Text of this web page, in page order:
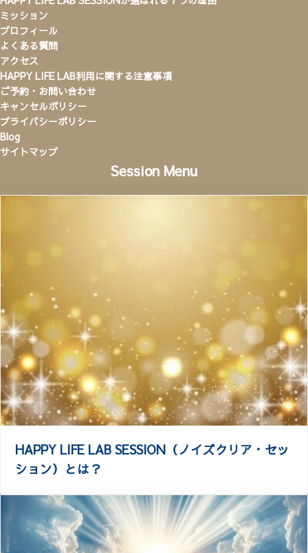
ミッション
プロフィール
よくある質問
アクセス
HAPPY LIFE LAB利用に関する注意事項
ご予約・お問い合わせ
キャンセルポリシー
プライバシーポリシー
Blog
サイトマップ
Session Menu
HAPPY LIFE LAB SESSION（ノイズクリア・セッ
ション）とは？